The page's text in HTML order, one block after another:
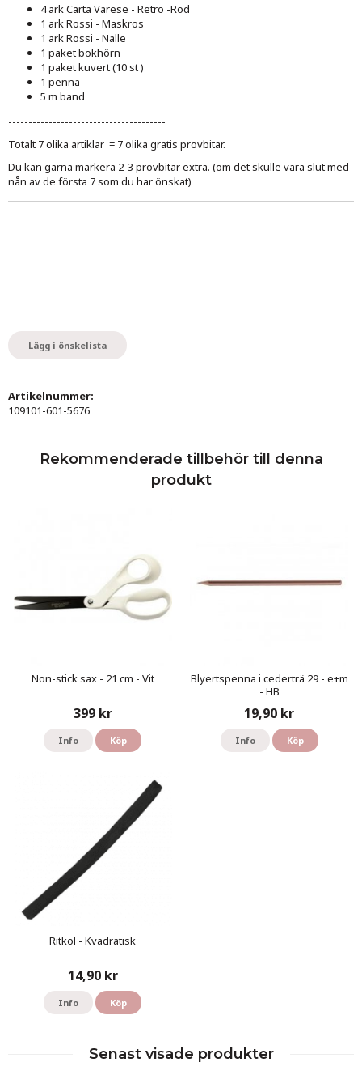
4 ark Carta Varese - Retro -Röd
1 ark Rossi - Maskros
1 ark Rossi - Nalle
1 paket bokhörn
1 paket kuvert (10 st )
1 penna
5 m band
---------------------------------------
Totalt 7 olika artiklar = 7 olika gratis provbitar.
Du kan gärna markera 2-3 provbitar extra. (om det skulle vara slut med
nån av de första 7 som du har önskat)
Lägg i önskelista
Artikelnummer:
109101-601-5676
Rekommenderade tillbehör till denna
produkt
Non-stick sax - 21 cm - Vit
399 kr
Info Köp
Blyertspenna i cederträ 29 - e+m
- HB
19,90 kr
Info Köp
Ritkol - Kvadratisk
14,90 kr
Info Köp
Senast visade produkter